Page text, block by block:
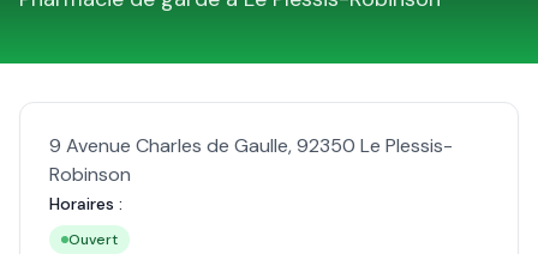
9 Avenue Charles de Gaulle,92350 Le Plessis-
Robinson
Horaires :
Ouvert